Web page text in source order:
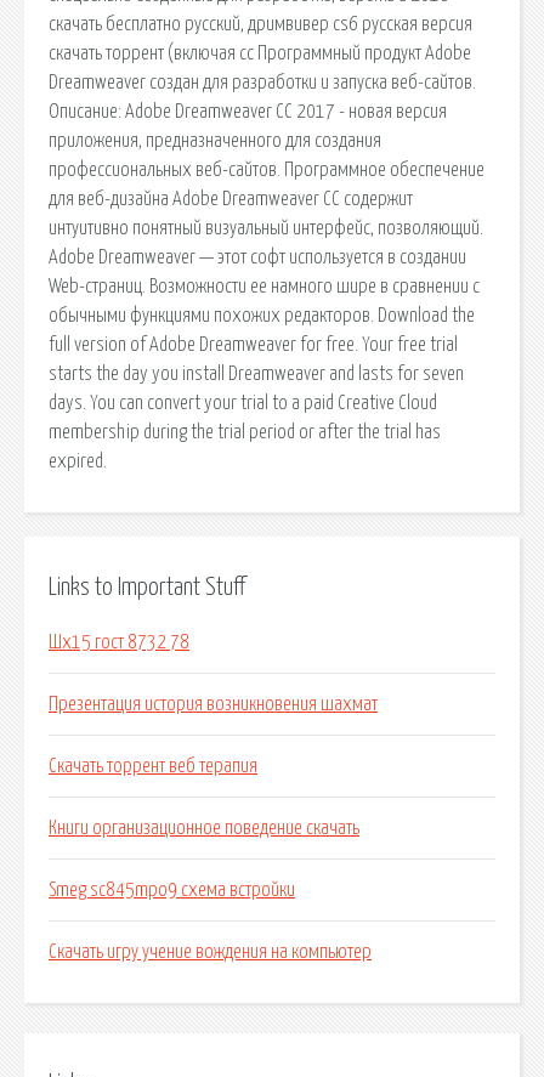
скачать бесплатно русский, дримвивер cs6 русская версия
скачать торрент (включая cc Программный продукт Adobe
Dreamweaver создан для разработки и запуска веб-сайтов.
Описание: Adobe Dreamweaver CC 2017 - новая версия
приложения, предназначенного для создания
профессиональных веб-сайтов. Программное обеспечение
для веб-дизайна Adobe Dreamweaver CC содержит
интуитивно понятный визуальный интерфейс, позволяющий.
Adobe Dreamweaver — этот софт используется в создании
Web-страниц. Возможности ее намного шире в сравнении с
обычными функциями похожих редакторов. Download the
full version of Adobe Dreamweaver for free. Your free trial
starts the day you install Dreamweaver and lasts for seven
days. You can convert your trial to a paid Creative Cloud
membership during the trial period or after the trial has
expired.
Links to Important Stuff
Шх15 гост 8732 78
Презентация история возникновения шахмат
Скачать торрент веб терапия
Книги организационное поведение скачать
Smeg sc845mpo9 схема встройки
Скачать игру учение вождения на компьютер